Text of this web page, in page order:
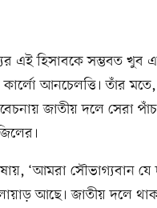
এই হিসাবকে সম্ভবত খুব
আনচেলত্তি। তাঁর মতে,
জাতীয় দলে সেরা
‘আমরা সৌভাগ্যবান
আছে। জাতীয় দলে